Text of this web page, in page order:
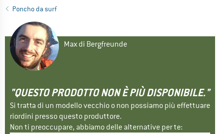
Poncho da surf
Max di Bergfreunde
"QUESTO PRODOTTO NON È PIÙ DISPONIBILE."
Si tratta di un modello vecchio o non possiamo più effettuare
riordini presso questo produttore.
Non ti preoccupare, abbiamo delle alternative per te: